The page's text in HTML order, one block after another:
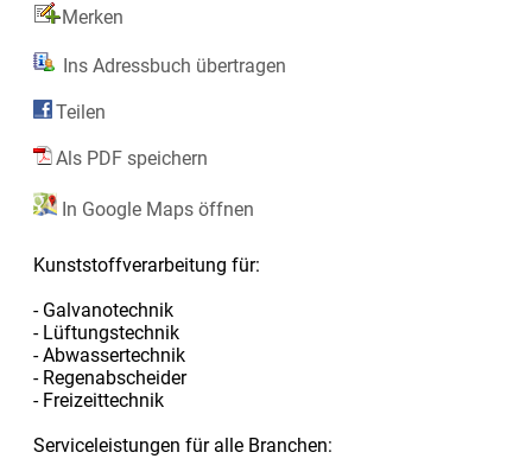
Merken
Ins Adressbuch übertragen
Teilen
Als PDF speichern
In Google Maps öffnen
Kunststoffverarbeitung für:
- Galvanotechnik
- Lüftungstechnik
- Abwassertechnik
- Regenabscheider
- Freizeittechnik
Serviceleistungen für alle Branchen: